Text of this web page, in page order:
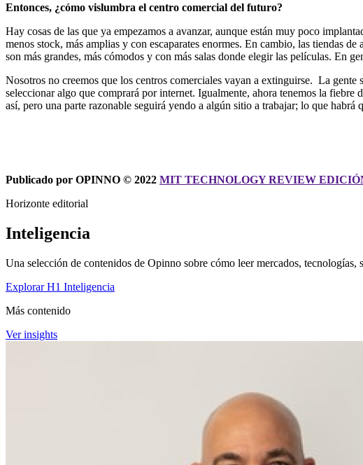
Entonces, ¿cómo vislumbra el centro comercial del futuro?
Hay cosas de las que ya empezamos a avanzar, aunque están muy poco
menos stock, más amplias y con escaparates enormes. En cambio, las tiendas
son más grandes, más cómodos y con más salas donde elegir las películas. En
Nosotros no creemos que los centros comerciales vayan a extinguirse. La gente
seleccionar algo que comprará por internet. Igualmente, ahora tenemos la
así, pero una parte razonable seguirá yendo a algún sitio a trabajar; lo que
Publicado por OPINNO © 2022 MIT TECHNOLOGY REVIEW
Horizonte editorial
Inteligencia
Una selección de contenidos de Opinno sobre cómo leer mercados,
Explorar H1 Inteligencia
Más contenido
Ver insights